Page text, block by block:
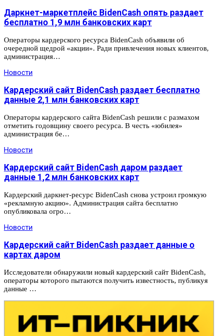
Даркнет-маркетплейс BidenCash опять раздает
бесплатно 1,9 млн банковских карт
Операторы кардерского ресурса BidenCash объявили об
очередной щедрой «акции». Ради привлечения новых клиентов,
администрация…
Новости
Кардерский сайт BidenCash раздает бесплатно
данные 2,1 млн банковских карт
Операторы кардерского сайта BidenCash решили с размахом
отметить годовщину своего ресурса. В честь «юбилея»
администрация бе…
Новости
Кардерский сайт BidenCash даром раздает
данные 1,2 млн банковских карт
Кардерский даркнет-ресурс BidenCash снова устроил громкую
«рекламную акцию». Администрация сайта бесплатно
опубликовала огро…
Новости
Кардерский сайт BidenCash раздает данные о
картах даром
Исследователи обнаружили новый кардерский сайт BidenCash,
операторы которого пытаются получить известность, публикуя
данные …